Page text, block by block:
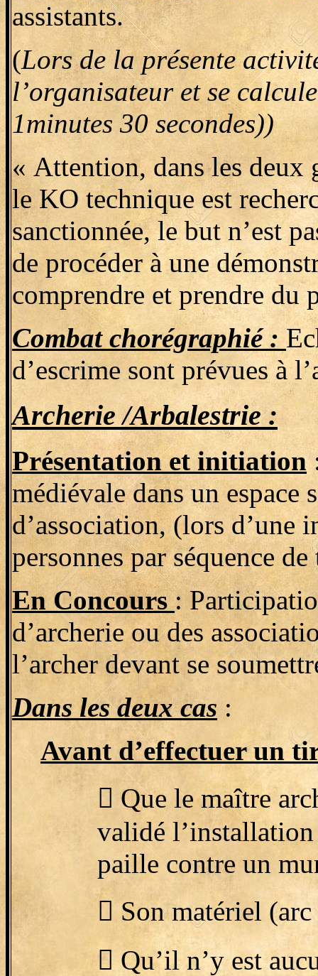
assistants.
(Lors de la présente
l’organisateur et se
1minutes 30 secondes))
« Attention, dans les deux
le KO technique est
sanctionnée, le but n’est
de procéder à une
comprendre et prendre du
Combat chorégraphié :
d’escrime sont prévues à
Archerie /Arbalestrie :
Présentation et initiation
médiévale dans un espace
d’association, (lors d’une
personnes par séquence
En Concours :
d’archerie ou des
l’archer devant se
Dans les deux cas :
Avant d’effectuer un
 Que le maître
validé
paille contre un
 Son matériel
 Qu’il n’y est